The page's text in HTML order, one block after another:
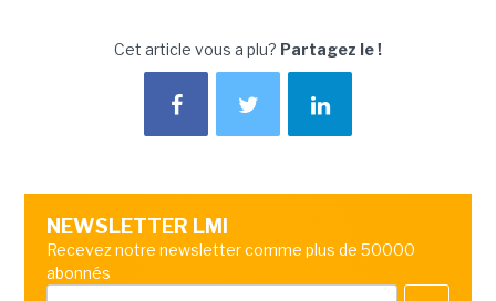
Cet article vous a plu? Partagez le !
NEWSLETTER LMI
Recevez notre newsletter comme plus de 50000
abonnés